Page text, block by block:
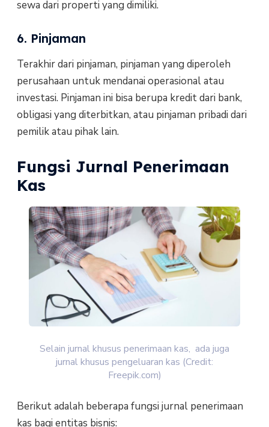
sewa dari properti yang dimiliki.
6. Pinjaman
Terakhir dari pinjaman, pinjaman yang diperoleh
perusahaan untuk mendanai operasional atau
investasi. Pinjaman ini bisa berupa kredit dari bank,
obligasi yang diterbitkan, atau pinjaman pribadi dari
pemilik atau pihak lain.
Fungsi Jurnal Penerimaan
Kas
Selain jurnal khusus penerimaan kas, ada juga
jurnal khusus pengeluaran kas (Credit:
Freepik.com)
Berikut adalah beberapa fungsi jurnal penerimaan
kas bagi entitas bisnis: